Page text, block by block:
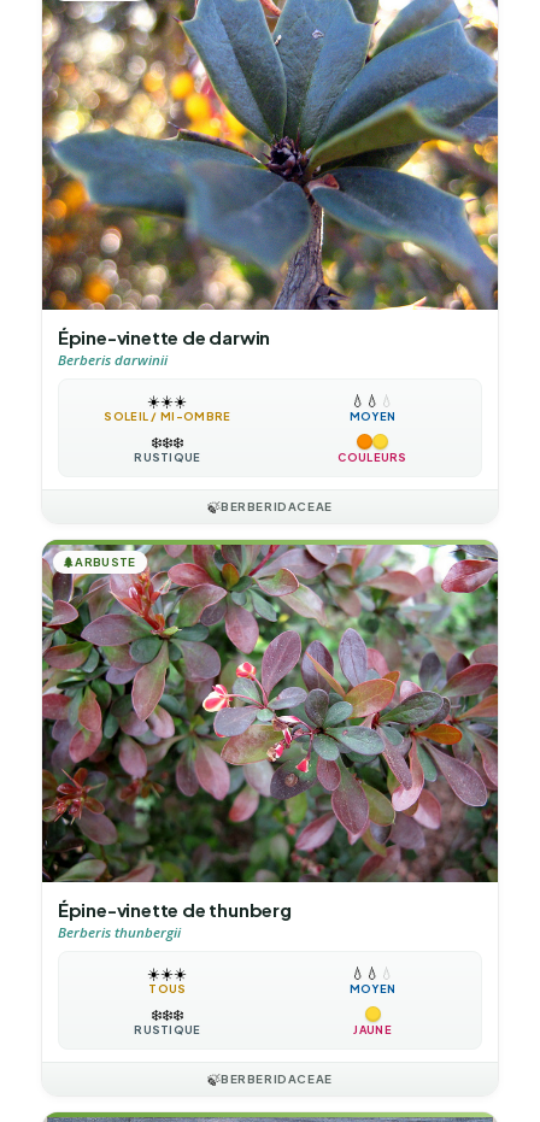
Épine-vinette de darwin
Berberis darwinii
☀️☀️☀️
SOLEIL / MI-OMBRE
💧 💧 💧
MOYEN
❄️❄️❄️
RUSTIQUE COULEURS
🍃BERBERIDACEAE
🌲ARBUSTE
Épine-vinette de thunberg
Berberis thunbergii
☀️☀️☀️
TOUS
💧 💧 💧
MOYEN
❄️❄️❄️
RUSTIQUE JAUNE
🍃BERBERIDACEAE